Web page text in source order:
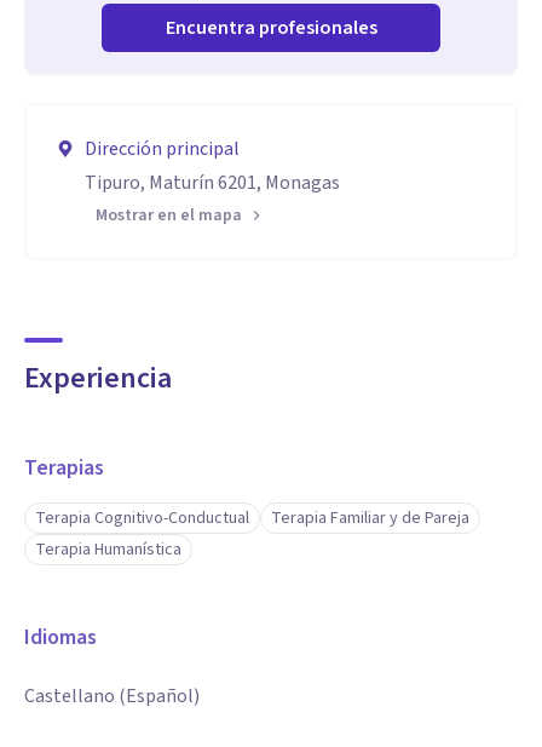
Encuentra profesionales
Dirección principal
Tipuro, Maturín 6201, Monagas
Mostrar en el mapa
Experiencia
Terapias
Terapia Cognitivo-Conductual
Terapia Familiar y de Pareja
Terapia Humanística
Idiomas
Castellano (Español)